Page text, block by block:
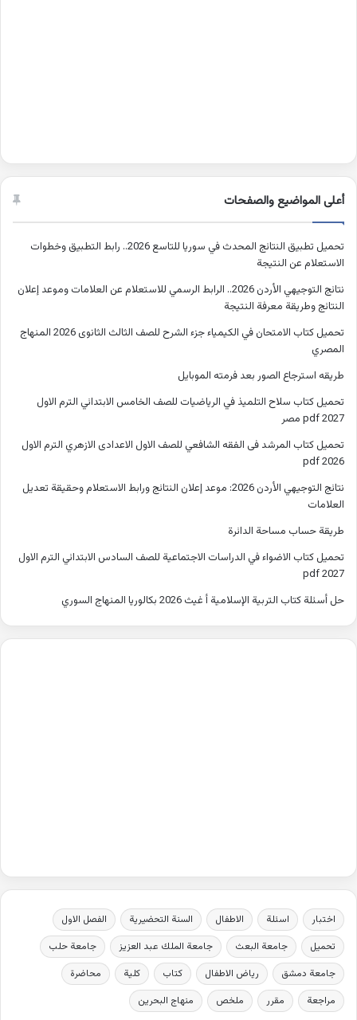
أعلى المواضيع والصفحات
تحميل تطبيق النتائج المحدث في سوريا للتاسع 2026.. رابط التطبيق وخطوات
الاستعلام عن النتيجة
نتائج التوجيهي الأردن 2026.. الرابط الرسمي للاستعلام عن العلامات وموعد إعلان
النتائج وطريقة معرفة النتيجة
تحميل كتاب الامتحان في الكيمياء جزء الشرح للصف الثالث الثانوى 2026 المنهاج
المصري
طريقه استرجاع الصور بعد فرمته الموبايل
تحميل كتاب سلاح التلميذ في الرياضيات للصف الخامس الابتدائي الترم الاول
2027 pdf مصر
تحميل كتاب المرشد فى الفقه الشافعي للصف الاول الاعدادى الازهري الترم الاول
2026 pdf
نتائج التوجيهي الأردن 2026: موعد إعلان النتائج ورابط الاستعلام وحقيقة تعديل
العلامات
طريقة حساب مساحة الدائرة
تحميل كتاب الاضواء في الدراسات الاجتماعية للصف السادس الابتدائي الترم الاول
2027 pdf
حل أسئلة كتاب التربية الإسلامية أ غيث 2026 بكالوريا المنهاج السوري
اختبار اسئلة الاطفال السنة التحضيرية
الفصل الاول
تحميل
جامعة البعث جامعة الملك عبد العزيز
جامعة حلب
جامعة دمشق
رياض الاطفال كتاب كلية
محاضرة
مراجعة
مقرر ملخص منهاج البحرين